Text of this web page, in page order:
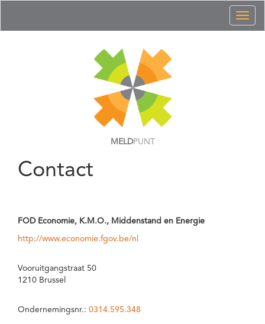
MELDPUNT
Contact
FOD Economie, K.M.O., Middenstand en Energie
http://www.economie.fgov.be/nl
Vooruitgangstraat 50
1210 Brussel
Ondernemingsnr.: 0314.595.348